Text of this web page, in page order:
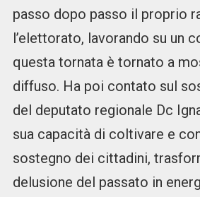
passo dopo passo il proprio
l’elettorato, lavorando su un
questa tornata è tornato a
diffuso. Ha poi contato sul
del deputato regionale Dc
sua capacità di coltivare e
sostegno dei cittadini,
delusione del passato in